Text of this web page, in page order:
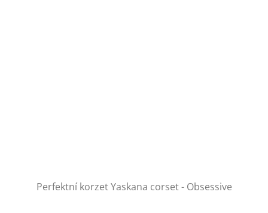
Perfektní korzet Yaskana corset - Obsessive